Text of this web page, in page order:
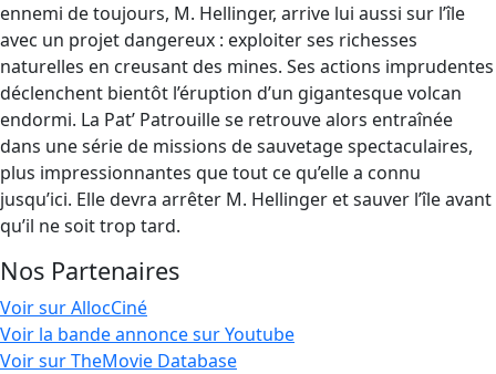
ennemi de toujours, M. Hellinger, arrive lui aussi sur l’île
avec un projet dangereux : exploiter ses richesses
naturelles en creusant des mines. Ses actions imprudentes
déclenchent bientôt l’éruption d’un gigantesque volcan
endormi. La Pat’ Patrouille se retrouve alors entraînée
dans une série de missions de sauvetage spectaculaires,
plus impressionnantes que tout ce qu’elle a connu
jusqu’ici. Elle devra arrêter M. Hellinger et sauver l’île avant
qu’il ne soit trop tard.
Nos Partenaires
Voir sur AllocCiné
Voir la bande annonce sur Youtube
Voir sur TheMovie Database